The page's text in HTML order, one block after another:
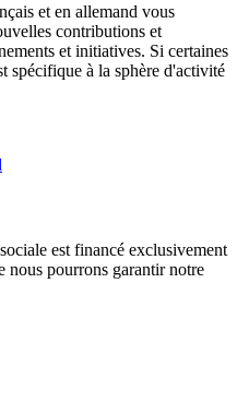
et en allemand vous
contributions et
et initiatives. Si certaines
spécifique à la sphère d'activité
est financé exclusivement
nous pourrons garantir notre